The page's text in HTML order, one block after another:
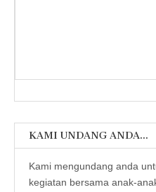
KAMI UNDANG ANDA…
Kami mengundang anda
kegiatan bersama anak-